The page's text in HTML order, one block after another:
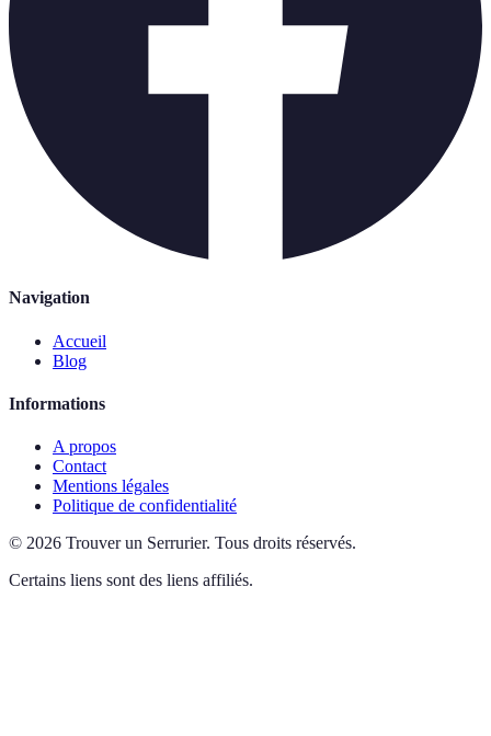
Navigation
Accueil
Blog
Informations
A propos
Contact
Mentions légales
Politique de confidentialité
© 2026 Trouver un Serrurier. Tous droits réservés.
Certains liens sont des liens affiliés.